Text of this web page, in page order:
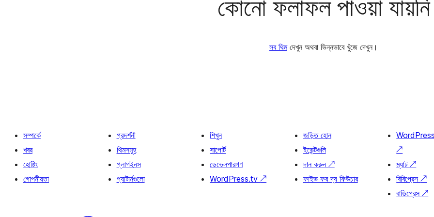
কোনো ফলাফল পাওয়া যায়নি
সব থিমদেখুন অথবা ভিন্নভাবে খুঁজে দেখুন।
সম্পর্কে
খবর
হোষ্টিং
গোপনীয়তা
প্রদর্শনী
থিমসমূহ
প্লাগইনস
প্যাটার্নগুলো
শিখুন
সাপোর্ট
ডেভেলপারগণ
WordPress.tv↗
জড়িত হোন
ইভেন্টগুলি
দান করুন ↗
ফাইভ ফর দ্য ফিউচার
↗
ম্যাট↗
বিবিপ্রেস↗
বাডিপ্রেস↗